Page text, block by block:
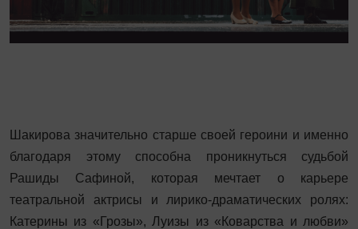
Шакирова значительно старше своей героини и именно
благодаря этому способна проникнуться судьбой
Рашиды Сафиной, которая мечтает о карьере
театральной актрисы и лирико-драматических ролях:
Катерины из «Грозы», ­Луизы из «Коварства и любви»